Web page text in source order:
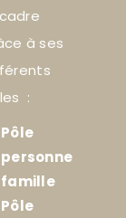
à ses
:
Pôle
personne
famille
Pôle